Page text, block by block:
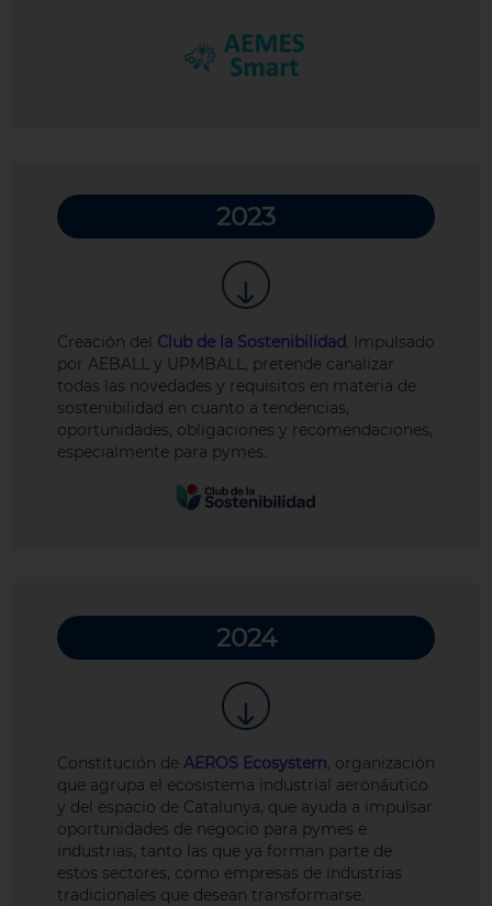
2023
Creación del Club de la Sostenibilidad. Impulsado
por AEBALL y UPMBALL, pretende canalizar
todas las novedades y requisitos en materia de
sostenibilidad en cuanto a tendencias,
oportunidades, obligaciones y recomendaciones,
especialmente para pymes.
2024
Constitución de AEROS Ecosystem, organización
que agrupa el ecosistema industrial aeronáutico
y del espacio de Catalunya, que ayuda a impulsar
oportunidades de negocio para pymes e
industrias, tanto las que ya forman parte de
estos sectores, como empresas de industrias
tradicionales que desean transformarse.